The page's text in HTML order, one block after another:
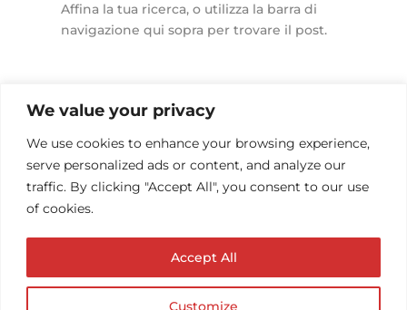
We value your privacy
We use cookies to enhance your browsing experience,
serve personalized ads or content, and analyze our
traffic. By clicking "Accept All", you consent to our use
of cookies.
Customize
Accept All
Affina la tua ricerca, o utilizza la barra di
navigazione qui sopra per trovare il post.